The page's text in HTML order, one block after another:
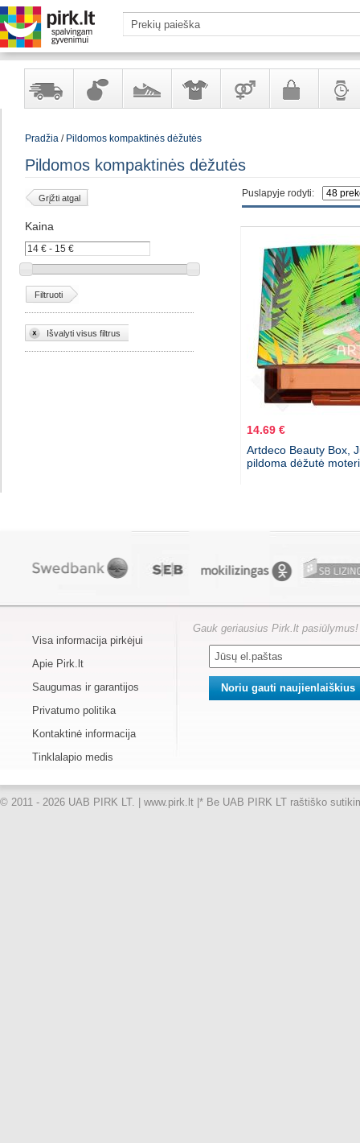
Yra
Kvepalai
kosmetika
Avalynė Apranga
aksesuarai
Pradžia/ Pildomos kompaktinės dėžutės
Pildomos kompaktinės dėžutės
Puslapyje rodyti:
Grįžti atgal
Kaina
Filtruoti
Išvalyti visus filtrus
14.69 €
Artdeco Beauty Box,
pildoma dėžutė
Visa informacija pirkėjui
Apie Pirk.lt
Saugumas ir garantijos
Privatumo politika
Kontaktinė informacija
Tinklalapio medis
Gauk geriausius Pirk.lt pasiūlymus!
© 2011 - 2026 UAB PIRK LT. | www.pirk.lt | * Be UAB PIRK LT raštiško